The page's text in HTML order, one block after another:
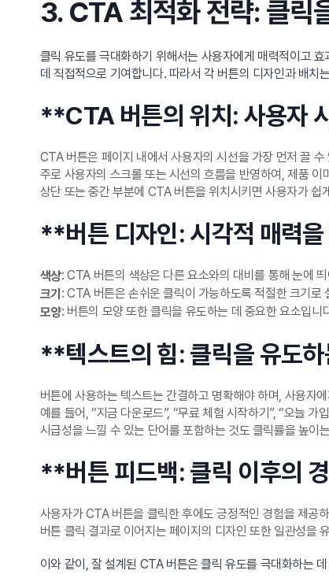
3. CTA 최적화 전략: 클릭
클릭 유도를 극대화하기 위해서는 사용자에게 매력적이고
데 직접적으로 기여합니다. 따라서 각 버튼의 디자인과 배
**CTA 버튼의 위치: 사용자
CTA 버튼은 페이지 내에서 사용자의 시선을 가장 먼저 끌
주로 사용자의 스크롤 또는 시선의 흐름을 반영하여, 제품 이
상단 또는 중간 부분에 CTA 버튼을 위치시키면 사용자가 쉽
**버튼 디자인: 시각적 매력
색상: CTA 버튼의 색상은 다른 요소와의 대비를 통해 눈에
크기 : CTA 버튼은 손쉬운 클릭이 가능하도록 적절한 크기
모양: 버튼의 모양 또한 클릭을 유도하는 데 중요한 요소입
**텍스트의 힘: 클릭을 유도
버튼에 사용하는 텍스트는 간결하고 명확해야 하며, 사용자
예를 들어, “지금 다운로드”, “무료 체험 시작하기”, “오늘
시급성을 느낄 수 있는 단어를 포함하는 것도 클릭률을 높이
**버튼 피드백: 클릭 이후의
사용자가 CTA 버튼을 클릭한 후에도 긍정적인 경험을 제공
버튼 클릭 결과로 이어지는 페이지의 디자인 또한 일관성을
이와 같이, 잘 설계된 CTA 버튼은 클릭 유도를 극대화하는